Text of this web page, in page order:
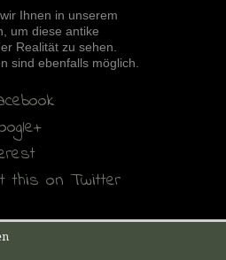
Ihnen in unserem
um diese antike
Realität zu sehen.
sind ebenfalls möglich.